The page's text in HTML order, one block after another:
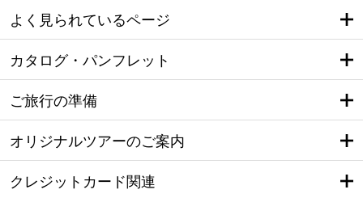
よく見られているページ
カタログ・パンフレット
ご旅行の準備
オリジナルツアーのご案内
クレジットカード関連